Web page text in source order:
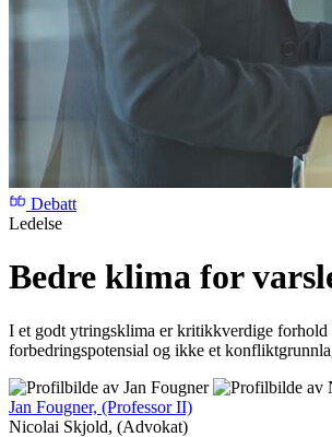
Debatt
Ledelse
Bedre klima for
I et godt ytringsklima er kritikkverdige forhold
forbedringspotensial og ikke et
Jan Fougner, (Professor II)
Nicolai Skjold, (Advokat)